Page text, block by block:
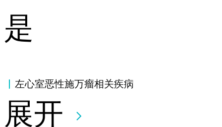
是
左心室恶性施万瘤相关疾病
展开